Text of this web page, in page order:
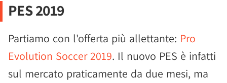
PES 2019
Partiamo con l'offerta più allettante: Pro
Evolution Soccer 2019. Il nuovo PES è infatti
sul mercato praticamente da due mesi, ma